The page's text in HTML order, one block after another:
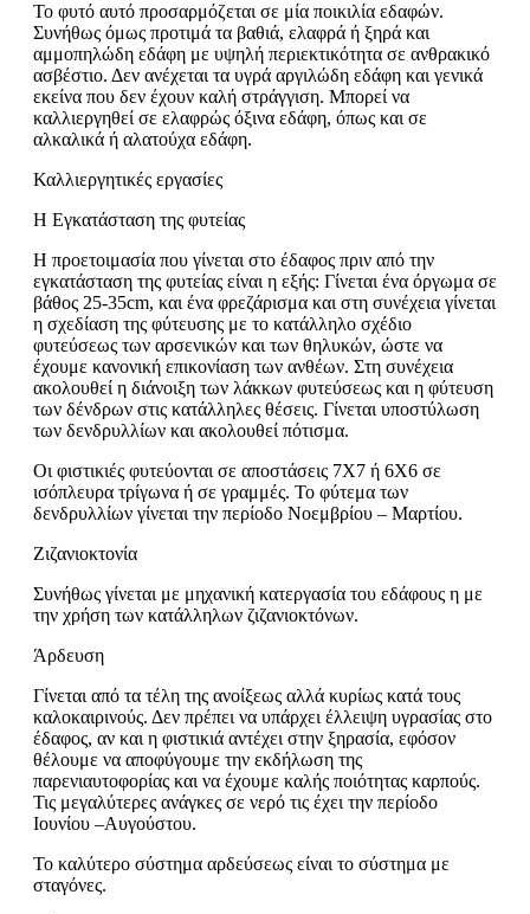
Το φυτό αυτό προσαρμόζεται σε μία ποικιλία εδαφών.
Συνήθως όμως προτιμά τα βαθιά, ελαφρά ή ξηρά και
αμμοπηλώδη εδάφη με υψηλή περιεκτικότητα σε ανθρακικό
ασβέστιο. Δεν ανέχεται τα υγρά αργιλώδη εδάφη και γενικά
εκείνα που δεν έχουν καλή στράγγιση. Μπορεί να
καλλιεργηθεί σε ελαφρώς όξινα εδάφη, όπως και σε
αλκαλικά ή αλατούχα εδάφη.
Καλλιεργητικές εργασίες
Η Εγκατάσταση της φυτείας
Η προετοιμασία που γίνεται στο έδαφος πριν από την
εγκατάσταση της φυτείας είναι η εξής: Γίνεται ένα όργωμα σε
βάθος 25-35cm, και ένα φρεζάρισμα και στη συνέχεια γίνεται
η σχεδίαση της φύτευσης με το κατάλληλο σχέδιο
φυτεύσεως των αρσενικών και των θηλυκών, ώστε να
έχουμε κανονική επικονίαση των ανθέων. Στη συνέχεια
ακολουθεί η διάνοιξη των λάκκων φυτεύσεως και η φύτευση
των δένδρων στις κατάλληλες θέσεις. Γίνεται υποστύλωση
των δενδρυλλίων και ακολουθεί πότισμα.
Οι φιστικιές φυτεύονται σε αποστάσεις 7Χ7 ή 6Χ6 σε
ισόπλευρα τρίγωνα ή σε γραμμές. Το φύτεμα των
δενδρυλλίων γίνεται την περίοδο Νοεμβρίου – Μαρτίου.
Ζιζανιοκτονία
Συνήθως γίνεται με μηχανική κατεργασία του εδάφους η με
την χρήση των κατάλληλων ζιζανιοκτόνων.
Άρδευση
Γίνεται από τα τέλη της ανοίξεως αλλά κυρίως κατά τους
καλοκαιρινούς. Δεν πρέπει να υπάρχει έλλειψη υγρασίας στο
έδαφος, αν και η φιστικιά αντέχει στην ξηρασία, εφόσον
θέλουμε να αποφύγουμε την εκδήλωση της
παρενιαυτοφορίας και να έχουμε καλής ποιότητας καρπούς.
Τις μεγαλύτερες ανάγκες σε νερό τις έχει την περίοδο
Ιουνίου –Αυγούστου.
Το καλύτερο σύστημα αρδεύσεως είναι το σύστημα με
σταγόνες.